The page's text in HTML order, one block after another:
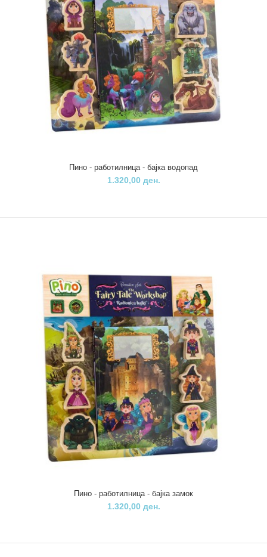
Пино - песочен часовник
310,00 ден.
Пино - работилница - бајка виножито
1.320,00 ден.
писател за деца и млади Урош Петровиќ. Ов..
Пино - работилница - бајка водопад
1.320,00 ден.
Пино - работилница - бајка замок
1.320,00 ден.